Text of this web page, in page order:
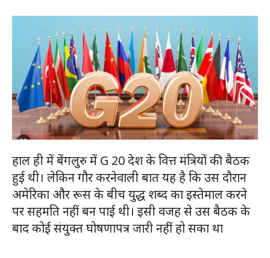
हाल ही में बेंगलुरु में G 20 देश के वित्त मंत्रियों की बैठक
हुई थी। लेकिन गौर करनेवाली बात यह है कि उस दौरान
अमेरिका और रूस के बीच युद्ध शब्द का इस्तेमाल करने
पर सहमति नहीं बन पाई थी। इसी वजह से उस बैठक के
बाद कोई संयुक्त घोषणापत्र जारी नहीं हो सका था